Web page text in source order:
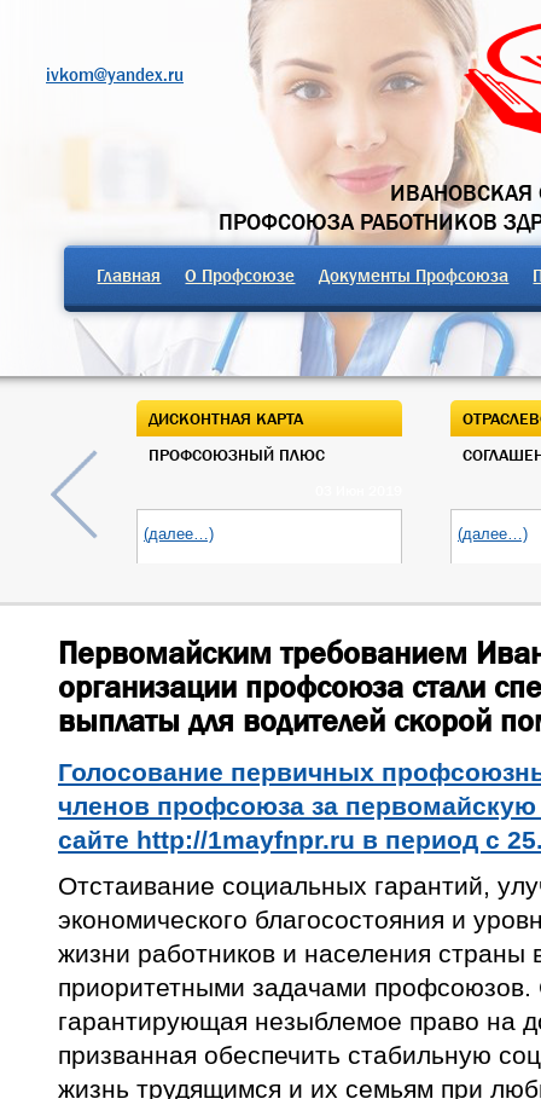
ivkom@yandex.ru
ИВАНОВСКАЯ
ПРОФСОЮЗА РАБОТНИКОВ
Главная О Профсоюзе Документы Профсоюза
ДИСКОНТНАЯ КАРТА
ПРОФСОЮЗНЫЙ ПЛЮС
(далее…) (далее…)
Первомайским требованием
организации профсоюза стали
выплаты для водителей скорой
Голосование первичных
членов профсоюза за
сайте http://1mayfnpr.ru в период с
Отстаивание социальных гарантий,
экономического благосостояния и
жизни работников и населения страны
приоритетными задачами профсоюзов.
гарантирующая незыблемое право на
призванная обеспечить стабильную
жизнь трудящимся и их семьям при